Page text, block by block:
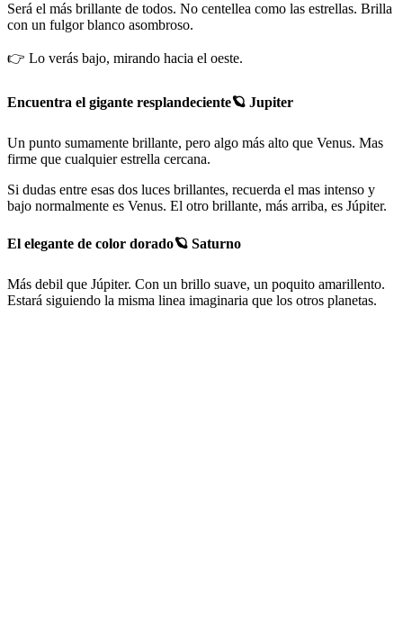
Será el más brillante de todos. No centellea como las estrellas. Brilla
con un fulgor blanco asombroso.
👉 Lo verás bajo, mirando hacia el oeste.
Encuentra el gigante resplandeciente🪐 Jupiter
Un punto sumamente brillante, pero algo más alto que Venus. Mas
firme que cualquier estrella cercana.
Si dudas entre esas dos luces brillantes, recuerda el mas intenso y
bajo normalmente es Venus. El otro brillante, más arriba, es Júpiter.
El elegante de color dorado🪐 Saturno
Más debil que Júpiter. Con un brillo suave, un poquito amarillento.
Estará siguiendo la misma linea imaginaria que los otros planetas.